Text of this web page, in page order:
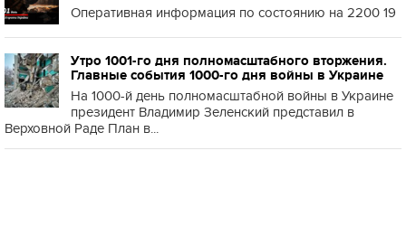
Оперативная информация по состоянию на 2200 19
Утро 1001-го дня полномасштабного вторжения.
Главные события 1000-го дня войны в Украине
На 1000-й день полномасштабной войны в Украине
президент Владимир Зеленский представил в
Верховной Раде План в...